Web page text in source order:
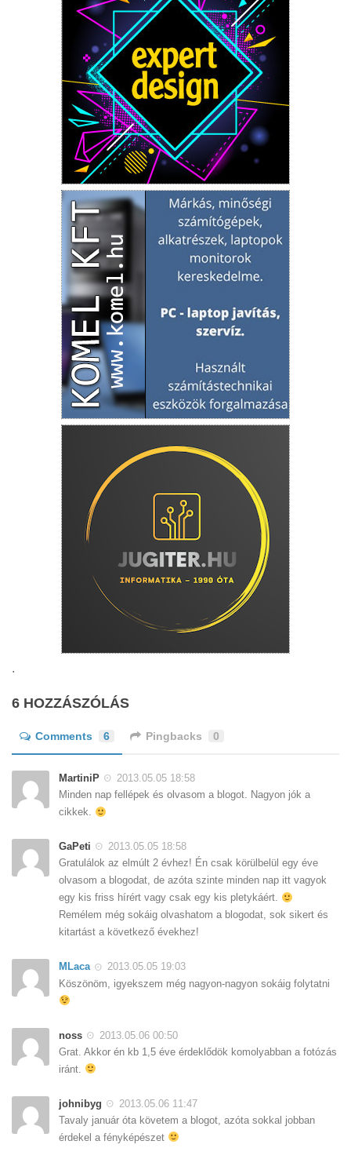
.
6 HOZZÁSZÓLÁS
Comments 6 Pingbacks 0
MartiniP
2013.05.05 18:58
Minden nap fellépek és olvasom a blogot. Nagyon jók a
cikkek.
GaPeti
2013.05.05 18:58
Gratulálok az elmúlt 2 évhez! Én csak körülbelül egy éve
olvasom a blogodat, de azóta szinte minden nap itt vagyok
egy kis friss hírért vagy csak egy kis pletykáért.
Remélem még sokáig olvashatom a blogodat, sok sikert és
kitartást a következő évekhez!
MLaca
2013.05.05 19:03
Köszönöm, igyekszem még nagyon-nagyon sokáig folytatni
noss
2013.05.06 00:50
Grat. Akkor én kb 1,5 éve érdeklődök komolyabban a fotózás
iránt.
johnibyg
2013.05.06 11:47
Tavaly január óta követem a blogot, azóta sokkal jobban
érdekel a fényképészet